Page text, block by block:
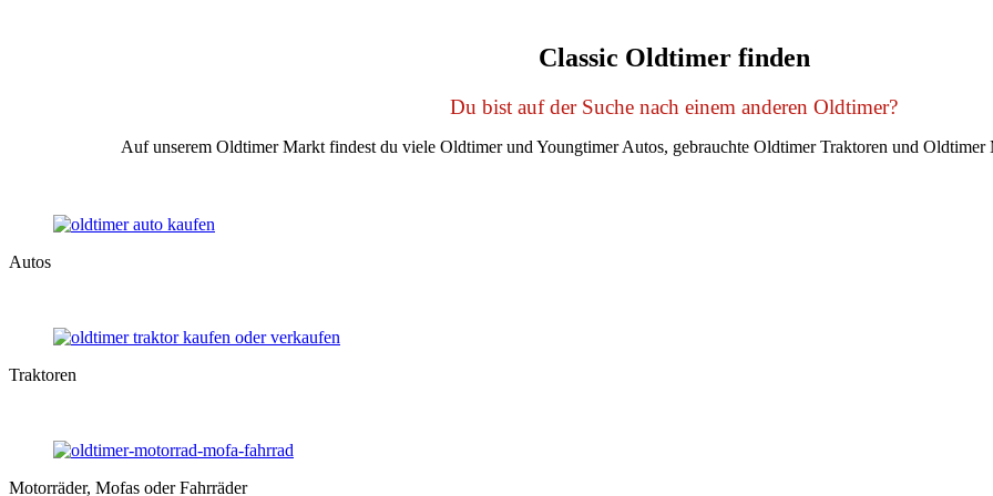
Classic Oldtimer finden
Du bist auf der Suche nach einem anderen Oldtimer?
Auf unserem Oldtimer Markt findest du viele Oldtimer und Youngtimer Autos, gebrauchte Oldtimer Traktoren und Oldtimer
Autos
Traktoren
Motorräder, Mofas oder Fahrräder